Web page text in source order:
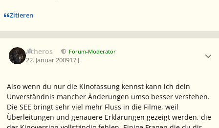
Zitieren
Acheros Forum-Moderator
22. Januar 200917 J.
Also wenn du nur die Kinofassung kennst kann ich dein
Unverständnis mancher Änderungen umso besser verstehen.
Die SEE bringt sehr viel mehr Fluss in die Filme, weil
Überleitungen und genauere Erklärungen gezeigt werden, die